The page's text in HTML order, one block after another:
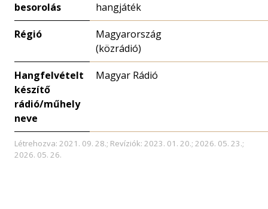
besorolás
hangjáték
Régió
Magyarország
(közrádió)
Hangfelvételt
készítő
rádió/műhely
neve
Magyar Rádió
Létrehozva: 2021. 09. 28.; Revíziók: 2023. 01. 20.; 2026. 05. 23.;
2026. 05. 26.